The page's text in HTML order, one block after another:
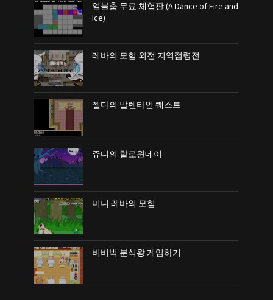
얼불춤 무료 체험판 (A Dance of Fire and
Ice)
레바의 모험 외전 지역점령전
젤다의 발렌타인 퀘스트
쥬디의 할로윈데이
미니 레바의 모험
비비빅 분식왕 게임하기